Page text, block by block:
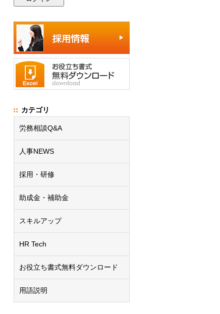
カテゴリ
労務相談Q&A
人事NEWS
採用・研修
助成金・補助金
スキルアップ
HR Tech
お役立ち書式無料ダウンロード
用語説明